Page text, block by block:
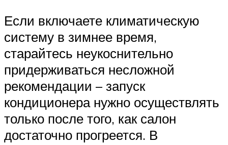
Если включаете климатическую
систему в зимнее время,
старайтесь неукоснительно
придерживаться несложной
рекомендации – запуск
кондиционера нужно осуществлять
только после того, как салон
достаточно прогреется. В